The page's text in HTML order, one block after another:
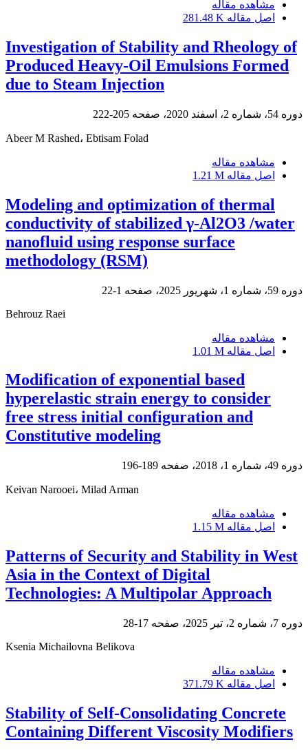
مشاهده مقاله
اصل مقاله 281.48 K
Investigation of Stability and Rheology of
Produced Heavy-Oil Emulsions Formed
due to Steam Injection
دوره 54، شماره 2، اسفند 2020، صفحه 205-222
Abeer M Rashed، Ebtisam Folad
مشاهده مقاله
اصل مقاله 1.21 M
Modeling and optimization of thermal
conductivity of stabilized γ-Al2O3 /water
nanofluid using response surface
methodology (RSM)
دوره 59، شماره 1، شهریور 2025، صفحه
1-22
Behrouz Raei
مشاهده مقاله
اصل مقاله 1.01 M
Modification of exponential based
hyperelastic strain energy to consider
free stress initial configuration and
Constitutive modeling
دوره 49، شماره 1، 2018، صفحه 189-196
Keivan Narooei، Milad Arman
مشاهده مقاله
اصل مقاله 1.15 M
Patterns of Security and Stability in West
Asia in the Context of Digital
Technologies: A Multipolar Approach
دوره 7، شماره 2، تیر 2025، صفحه
17-28
Ksenia Michailovna Belikova
مشاهده مقاله
اصل مقاله 371.79 K
Stability of Self-Consolidating Concrete
Containing Different Viscosity Modifiers